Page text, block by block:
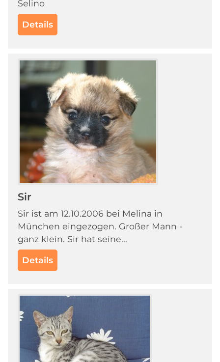
Selino
Details
Sir
Sir ist am 12.10.2006 bei Melina in
München eingezogen. Großer Mann -
ganz klein. Sir hat seine...
Details